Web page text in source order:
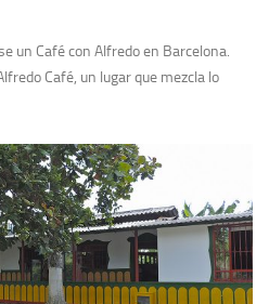
un Café con Alfredo en Barcelona.
Café, un lugar que mezcla lo